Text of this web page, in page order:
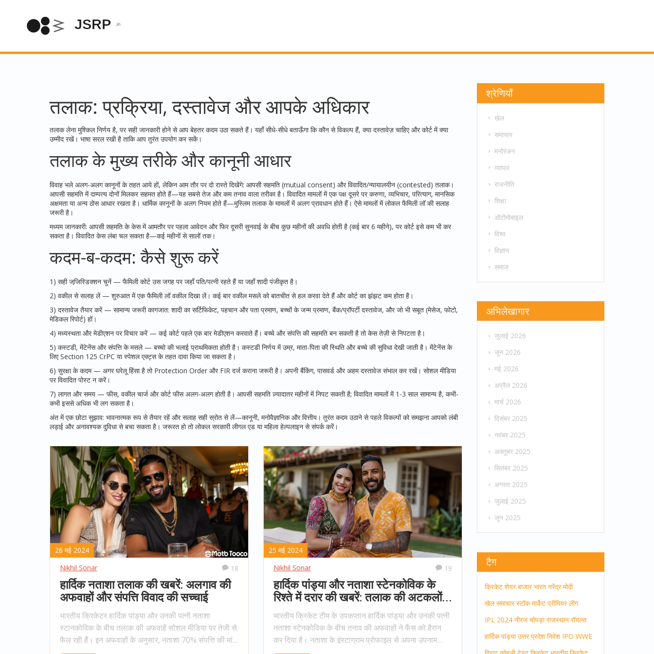
तलाक: प्रक्रिया, दस्तावेज और आपके अधिकार
तलाक लेना मुश्किल निर्णय है, पर सही जानकारी होने से आप बेहतर कदम उठा सकते हैं। यहाँ सीधे-सीधे बताऊँगा कि कौन से विकल्प हैं, क्या दस्तावेज़ चाहिए और कोर्ट में क्या
उम्मीद रखें। भाषा सरल रखी है ताकि आप तुरंत उपयोग कर सकें।
तलाक के मुख्य तरीके और कानूनी आधार
विवाह भले अलग-अलग कानूनों के तहत आये हों, लेकिन आम तौर पर दो रास्ते दिखेंगे: आपसी सहमति (mutual consent) और विवादित/न्यायालयीन (contested) तलाक।
आपसी सहमति में दाम्पत्य दोनों मिलकर सहमत होते हैं—यह सबसे तेज और कम तनाव वाला तरीका है। विवादित मामलों में एक पक्ष दूसरे पर करुणा, व्यभिचार, परित्याग, मानसिक
अक्षमता या अन्य ठोस आधार रखता है। धार्मिक कानूनों के अलग नियम होते हैं—मुस्लिम तलाक के मामलों में अलग प्रावधान होते हैं। ऐसे मामलों में लोकल फैमिली लॉ की सलाह
जरूरी है।
मध्यम जानकारी: आपसी सहमति के केस में आमतौर पर पहला आवेदन और फिर दूसरी सुनवाई के बीच कुछ महीनों की अवधि होती है (कई बार 6 महीने), पर कोर्ट इसे कम भी कर
सकता है। विवादित केस लंबा चल सकता है—कई महीनों से सालों तक।
कदम-ब-कदम: कैसे शुरू करें
1) सही जजि़स्डिक्शन चुनें — फैमिली कोर्ट उस जगह पर जहाँ पति/पत्नी रहते हैं या जहाँ शादी पंजीकृत है।
2) वकील से सलाह लें — शुरुआत में एक फैमिली लॉ वकील दिखा लें। कई बार वकील मसले को बातचीत से हल करवा देते हैं और कोर्ट का झंझट कम होता है।
3) दस्तावेज तैयार करें — सामान्य जरूरी कागजात: शादी का सर्टिफिकेट, पहचान और पता प्रमाण, बच्चों के जन्म प्रमाण, बैंक/प्रॉपर्टी दस्तावेज, और जो भी सबूत (मेसेज, फोटो,
मेडिकल रिपोर्ट) हों।
4) मध्यस्थता और मेडीएशन पर विचार करें — कई कोर्ट पहले एक बार मेडीएशन करवाते हैं। बच्चे और संपत्ति की सहमति बन सकती है तो केस तेज़ी से निपटता है।
5) कस्टडी, मेंटेनेंस और संपत्ति के मसले — बच्चो की भलाई प्राथमिकता होती है। कस्टडी निर्णय में उम्र, माता-पिता की स्थिति और बच्चे की सुविधा देखी जाती है। मेंटेनेंस के
लिए Section 125 CrPC या स्पेशल एक्ट्स के तहत दावा किया जा सकता है।
6) सुरक्षा के कदम — अगर घरेलू हिंसा है तो Protection Order और FIR दर्ज कराना जरूरी है। अपनी बैंकिंग, पासवर्ड और अहम दस्तावेज संभाल कर रखें। सोशल मीडिया
पर विवादित पोस्ट न करें।
7) लागत और समय — फीस, वकील चार्ज और कोर्ट फीस अलग-अलग होती है। आपसी सहमति ज़्यादातर महीनों में निपट सकती है; विवादित मामलों में 1-3 साल सामान्य है, कभी-
कभी इससे अधिक भी लग सकता है।
अंत में एक छोटा सुझाव: भावनात्मक रूप से तैयार रहें और सलाह सही स्रोत से लें—कानूनी, मनोवैज्ञानिक और वित्तीय। तुरंत कदम उठाने से पहले विकल्पों को समझना आपको लंबी
लड़ाई और अनावश्यक दुविधा से बचा सकता है। जरूरत हो तो लोकल सरकारी लीगल एड या महिला हेल्पलाइन से संपर्क करें।
26 मई 2024
Nikhil Sonar
18
हार्दिक नताशा तलाक की खबरें: अलगाव की
अफवाहों और संपत्ति विवाद की सच्चाई
भारतीय क्रिकेटर हार्दिक पांड्या और उनकी पत्नी नताशा
स्टानकोविक के बीच तलाक की अफवाहें सोशल मीडिया पर तेजी से
फैल रही हैं। इन अफवाहों के अनुसार, नताशा 70% संपत्ति की मांग
25 मई 2024
Nikhil Sonar
19
हार्दिक पांड्या और नताशा स्टेनकोविक के
रिश्ते में दरार की खबरें: तलाक की अटकलों
से फैंस हैरान
भारतीय क्रिकेट टीम के उपकप्तान हार्दिक पांड्या और उनकी पत्नी
नताशा स्टेनकोविक के बीच तनाव की अफवाहों ने फैंस को हैरान
कर दिया है। नताशा के इंस्टाग्राम प्रोफाइल से अपना उपनाम
श्रेणियाँ
खेल
समाचार
मनोरंजन
व्यापार
राजनीति
शिक्षा
ऑटोमोबाइल
विश्व
विज्ञान
समाज
अभिलेखागार
जुलाई 2026
जून 2026
मई 2026
अप्रैल 2026
मार्च 2026
दिसंबर 2025
नवंबर 2025
अक्तूबर 2025
सितंबर 2025
अगस्त 2025
जुलाई 2025
जून 2025
टैग
क्रिकेट शेयर बाजार भारत नरेंद्र मोदी
खेल समाचार स्टॉक मार्केट प्रीमियर लीग
IPL 2024 नीरज चोपड़ा राजस्थान रॉयल्स
हार्दिक पांड्या उत्तर प्रदेश निवेश IPO WWE